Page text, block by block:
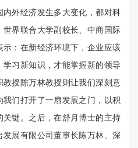
内外经济发生多大变化，都对科
界联合大学副校长、中商国际
：在新经济环境下，企业应该
习新知识，才能掌握新的领导
授陈万林教授则让我们深刻意
们打开了一扇发展之门，以积
键。之后，在舒月博士的主持
展有限公司董事长陈万林、深